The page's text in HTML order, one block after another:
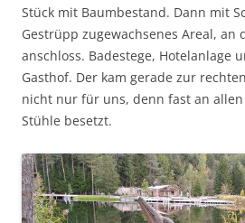
Stück mit Baumbestand. Dann mit
Gestrüpp zugewachsenes Areal, an
anschloss. Badestege, Hotelanlage
Gasthof. Der kam gerade zur
nicht nur für uns, denn fast an
Stühle besetzt.